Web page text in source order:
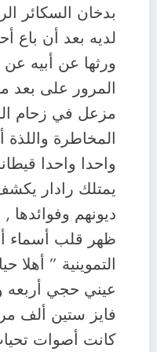
بدخان السكائر
لديه بعد أن باع
ورثها عن أبيه
المرور على بعد
مزعل في زحام
المخاطرة واللذة
واحدا واحدا
يمتلك رادار
ديونهم
ظهر قلب أسماء
التموينية ”
عيني حجي أربعه
فايز ستين ألف
كانت أصوات